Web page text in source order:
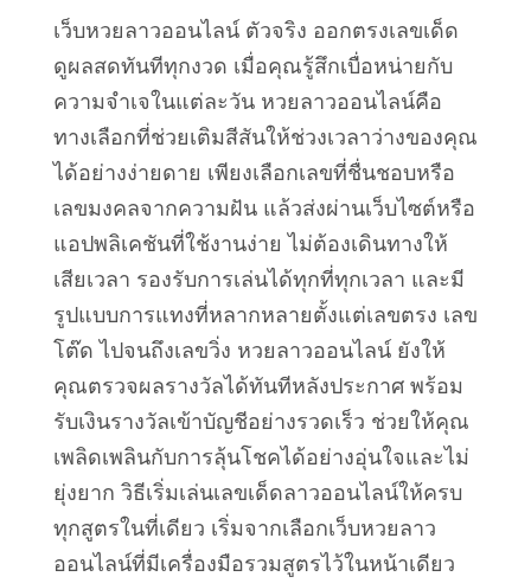
เว็บหวยลาวออนไลน์ ตัวจริง ออกตรงเลขเด็ด
ดูผลสดทันทีทุกงวด เมื่อคุณรู้สึกเบื่อหน่ายกับ
ความจำเจในแต่ละวัน หวยลาวออนไลน์คือ
ทางเลือกที่ช่วยเติมสีสันให้ช่วงเวลาว่างของคุณ
ได้อย่างง่ายดาย เพียงเลือกเลขที่ชื่นชอบหรือ
เลขมงคลจากความฝัน แล้วส่งผ่านเว็บไซต์หรือ
แอปพลิเคชันที่ใช้งานง่าย ไม่ต้องเดินทางให้
เสียเวลา รองรับการเล่นได้ทุกที่ทุกเวลา และมี
รูปแบบการแทงที่หลากหลายตั้งแต่เลขตรง เลข
โต๊ด ไปจนถึงเลขวิ่ง หวยลาวออนไลน์ ยังให้
คุณตรวจผลรางวัลได้ทันทีหลังประกาศ พร้อม
รับเงินรางวัลเข้าบัญชีอย่างรวดเร็ว ช่วยให้คุณ
เพลิดเพลินกับการลุ้นโชคได้อย่างอุ่นใจและไม่
ยุ่งยาก วิธีเริ่มเล่นเลขเด็ดลาวออนไลน์ให้ครบ
ทุกสูตรในที่เดียว เริ่มจากเลือกเว็บหวยลาว
ออนไลน์ที่มีเครื่องมือรวมสูตรไว้ในหน้าเดียว